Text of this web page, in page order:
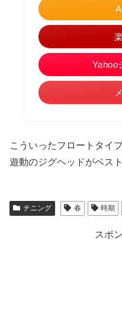
Yahoo
こういったフロートタイ
遊動のジグヘッドがベスト
チニング 春 時期
スポ